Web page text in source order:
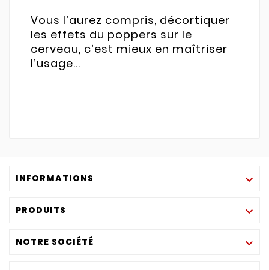
Vous l’aurez compris, décortiquer
les effets du poppers sur le
cerveau, c’est mieux en maîtriser
l’usage...
INFORMATIONS 
PRODUITS 
NOTRE SOCIÉTÉ 